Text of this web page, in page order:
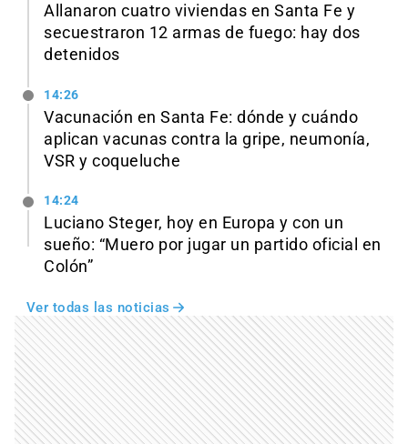
Allanaron cuatro viviendas en Santa Fe y
secuestraron 12 armas de fuego: hay dos
detenidos
14:26
Vacunación en Santa Fe: dónde y cuándo
aplican vacunas contra la gripe, neumonía,
VSR y coqueluche
14:24
Luciano Steger, hoy en Europa y con un
sueño: “Muero por jugar un partido oficial en
Colón”
Ver todas las noticias